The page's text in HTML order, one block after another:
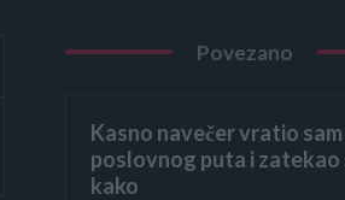
Povezano
Kasno navečer vratio sam
poslovnog puta i zatekao
kako